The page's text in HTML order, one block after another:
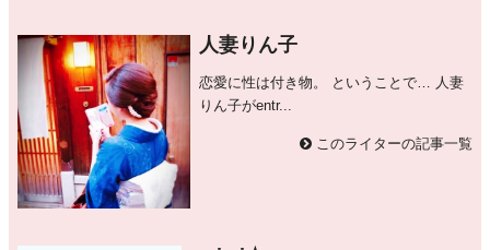
人妻りん子
恋愛に性は付き物。 ということで… 人妻
りん子がentr...
このライターの記事一覧